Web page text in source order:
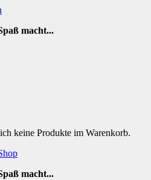
macht...
keine Produkte im Warenkorb.
macht...